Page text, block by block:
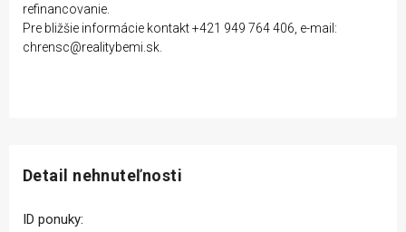
refinancovanie.
Pre bližšie informácie kontakt +421 949 764 406, e-mail:
chrensc@realitybemi.sk.
Detail nehnuteľnosti
ID ponuky: